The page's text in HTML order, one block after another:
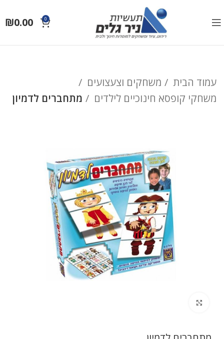
0
₪0.00
עמוד הבית
משחקים וצעצועים
משחקי קופסא חינוכיים לילדים
מתחברים לדמיון